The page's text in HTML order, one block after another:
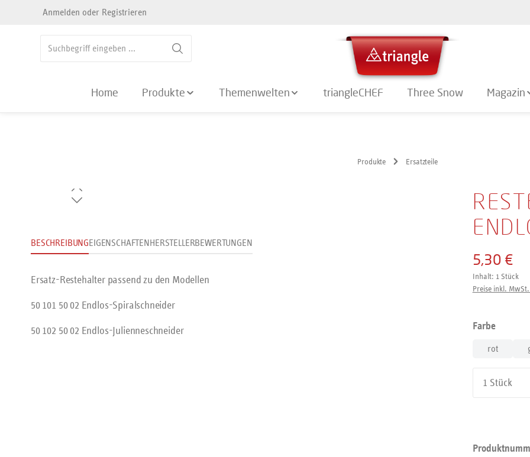
Zur Hauptnavigation springen
Anmelden oder Registrieren
Home Produkte Themenwelten triangleCHEF Three Snow Magazin
Produkte Ersatzteile
Bildergalerie überspringen
5,30 €
Inhalt: 1 Stück
Preise inkl.
Farbe
rot
Produkt
BESCHREIBUNGEIGENSCHAFTENHERSTELLERBEWERTUNGEN
Ersatz-Restehalter passend zu den Modellen
50 101 50 02 Endlos-Spiralschneider
50 102 50 02 Endlos-Julienneschneider